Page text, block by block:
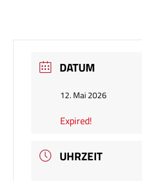
DATUM
12. Mai 2026
Expired!
UHRZEIT